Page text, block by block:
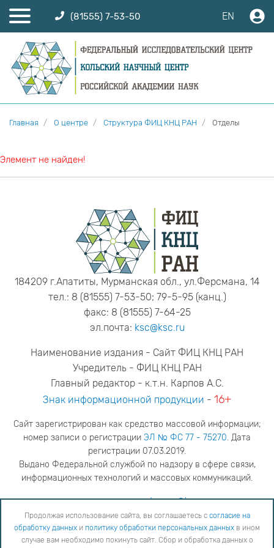
(81555) 7-53-50 EN
Главная О центре Структура ФИЦ КНЦ РАН Отделы
Элемент не найден!
184209 г.Апатиты, Мурманская обл., ул.Ферсмана, 14
тел.: 8 (81555) 7-53-50; 79-5-95 (канц.)
факс: 8 (81555) 7-64-25
эл.почта: ksc@ksc.ru
Наименование издания - Сайт ФИЦ КНЦ РАН
Учредитель - ФИЦ КНЦ РАН
Главный редактор - к.т.н. Карпов А.С.
Знак информационной продукции - 16+
Сайт зарегистрирован как средство массовой информации;
номер записи о регистрации ЭЛ № ФС 77 - 75270. Дата
регистрации 07.03.2019.
Выдано Федеральной службой по надзору в сфере связи,
информационных технологий и массовых коммуникаций.
адрес редакцииya.stogova@ksc.ru
телефон редакции81555-79-516
Продолжая использование сайта, вы соглашаетесь с согласие на обработку данных
обработки персональных данных
в ином случае вам необходимо покинуть сайт. Сбор и обработка
Продолжая использование сайта, вы соглашаетесь с согласие на
обработку данных и политику обработки персональных данных в ином
случае вам необходимо покинуть сайт. Сбор и обработка данных о